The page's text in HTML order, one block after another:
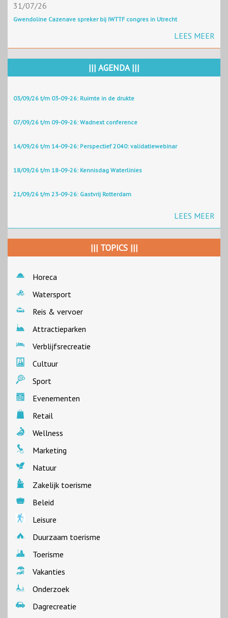
31/07/26
Gwendoline Cazenave spreker bij IWTTF congres in Utrecht
LEES MEER
||| AGENDA |||
03/09/26 t/m 03-09-26: Ruimte in de drukte
07/09/26 t/m 09-09-26: Wadnext conference
14/09/26 t/m 14-09-26: Perspectief 2040: validatiewebinar
18/09/26 t/m 18-09-26: Kennisdag Waterlinies
21/09/26 t/m 23-09-26: Gastvrij Rotterdam
LEES MEER
||| TOPICS |||
Horeca
Watersport
Reis & vervoer
Attractieparken
Verblijfsrecreatie
Cultuur
Sport
Evenementen
Retail
Wellness
Marketing
Natuur
Zakelijk toerisme
Beleid
Leisure
Duurzaam toerisme
Toerisme
Vakanties
Onderzoek
Dagrecreatie